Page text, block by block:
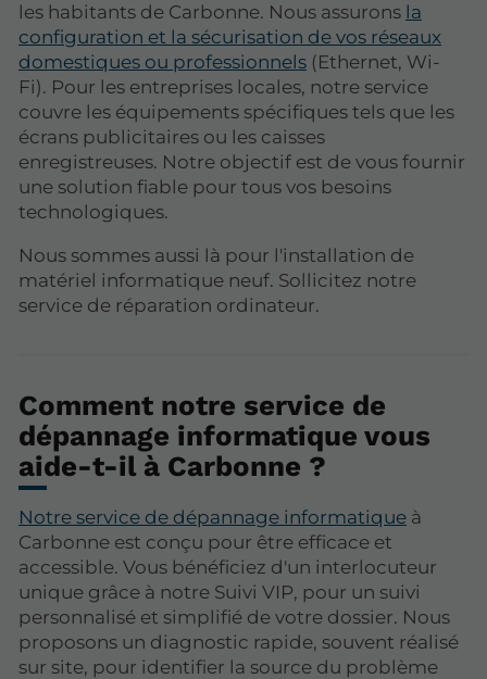
les habitants de Carbonne. Nous assurons la
configuration et la sécurisation de vos réseaux
domestiques ou professionnels (Ethernet, Wi-
Fi). Pour les entreprises locales, notre service
couvre les équipements spécifiques tels que les
écrans publicitaires ou les caisses
enregistreuses. Notre objectif est de vous fournir
une solution fiable pour tous vos besoins
technologiques.
Nous sommes aussi là pour l'installation de
matériel informatique neuf. Sollicitez notre
service de réparation ordinateur.
Comment notre service de
dépannage informatique vous
aide-t-il à Carbonne ?
Notre service de dépannage informatique à
Carbonne est conçu pour être efficace et
accessible. Vous bénéficiez d'un interlocuteur
unique grâce à notre Suivi VIP, pour un suivi
personnalisé et simplifié de votre dossier. Nous
proposons un diagnostic rapide, souvent réalisé
sur site, pour identifier la source du problème